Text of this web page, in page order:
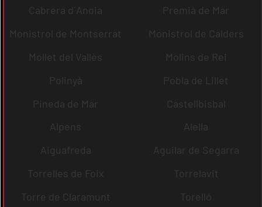
Cabrera d´Anoia
Premià de Mar
Monistrol de Montserrat
Monistrol de Calders
Mollet del Vallès
Molins de Rei
Polinyà
Pobla de Lillet
Pineda de Mar
Castellbisbal
Alpens
Alella
Aiguafreda
Aguilar de Segarra
Torrelles de Foix
Torrelavit
Torre de Claramunt
Torelló